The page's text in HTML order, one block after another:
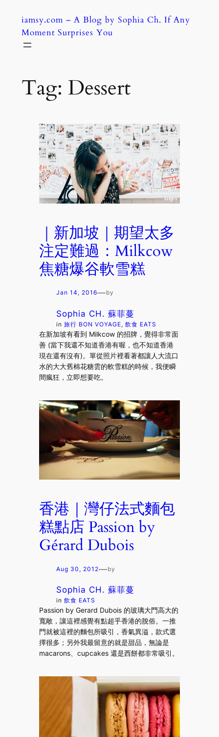
content
iamsy.com – A Blog by Sophia Ch. If Any
Moment Surprises You
Tag: Dessert
｜新加坡｜期望太多
注定難過：Milkcow
焦糖爆谷軟雪糕
Jan 14, 2016—by
Sophia CH. 蘇菲蔓
in旅行 BON VOYAGE, 飲食 EATS
在新加坡有看到 Milkcow 的招牌，覺得非常面
善 (當下我還不知道香港有喔，也不知道香港
現在還有沒有)。單從照片裡看著都讓人大流口
水的大大舊棉花糖雲的軟雪糕的時候，我便瞬
間瘋狂，立即想要吃。
香港｜灣仔法式麵包
糕點店 Passion by
Gérard Dubois
Aug 30, 2012—by
Sophia CH. 蘇菲蔓
in飲食 EATS
Passion by Gerard Dubois 的玻璃大門高大的
寬敞，讓這裡感覺有點超乎香港的脫俗。一推
門就被這裡的麵包所吸引，香氣異溢，款式選
擇很多；另外我最留意的就是甜品，無論是
macarons、cupcakes 還是西餅都非常吸引。